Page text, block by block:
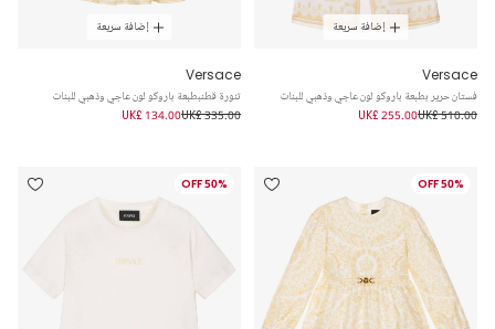
إضافة سريعة
Versace
فستان حرير بطبعة باروكو لون عاجي وذهبي للبنات
UK£ 510.00
UK£ 255.00
إضافة سريعة
Versace
تنورة قطنبطبعة باروكو لون عاجي وذهبي للبنات
UK£ 335.00
UK£ 134.00
50% OFF
50% OFF